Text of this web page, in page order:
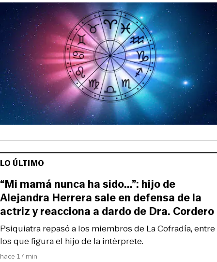
LO ÚLTIMO
hace 17 min
Psiquiatra repasó a los miembros de La Cofradía, entre
los que figura el hijo de la intérprete.
“Mi mamá nunca ha sido...”: hijo de
Alejandra Herrera sale en defensa de la
actriz y reacciona a dardo de Dra. Cordero